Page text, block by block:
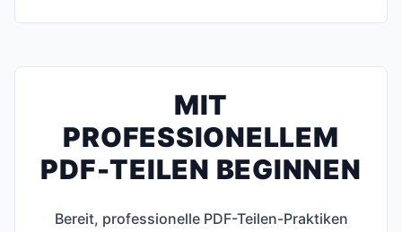
MIT
PROFESSIONELLEM
PDF-TEILEN BEGINNEN
Bereit, professionelle PDF-Teilen-Praktiken